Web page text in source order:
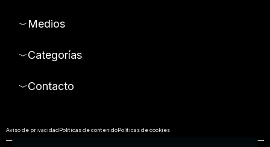
Medios
Categorías
Contacto
Aviso de privacidadPolíticas de contenidoPolíticas de cookies